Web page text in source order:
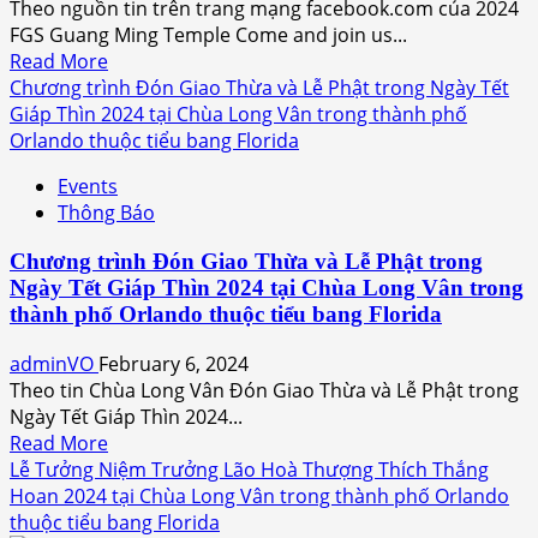
Central
Florida
Fairground
của
Cộng
Đồng
Người
Việt
Gia
Trung
Tâm
Theo nguồn tin trên trang mạng facebook.com của 2024
FGS Guang Ming Temple Come and join us...
Read MoreRead
more
about
2024
New
Year
at
Guang
Ming
Temple
Chương trình Đón Giao Thừa và Lễ Phật trong Ngày Tết
Giáp Thìn 2024 tại Chùa Long Vân trong thành phố
Orlando thuộc tiểu bang Florida
Events
Thông Báo
Chương trình Đón Giao Thừa và Lễ Phật trong
Ngày Tết Giáp Thìn 2024 tại Chùa Long Vân trong
thành phố Orlando thuộc tiểu bang Florida
adminVO February 6, 2024
Theo tin Chùa Long Vân Đón Giao Thừa và Lễ Phật trong
Ngày Tết Giáp Thìn 2024...
Read MoreRead
more
about
Chương
Lễ Tưởng Niệm Trưởng Lão Hoà Thượng Thích Thắng
Hoan 2024 tại Chùa Long Vân trong thành phố Orlando
thuộc tiểu bang Florida